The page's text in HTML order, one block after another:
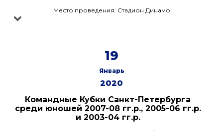
Место проведения: Стадион Динамо
19
Январь
2020
Командные Кубки Санкт-Петербурга
среди юношей 2007-08 гг.р., 2005-06 гг.р.
и 2003-04 гг.р.